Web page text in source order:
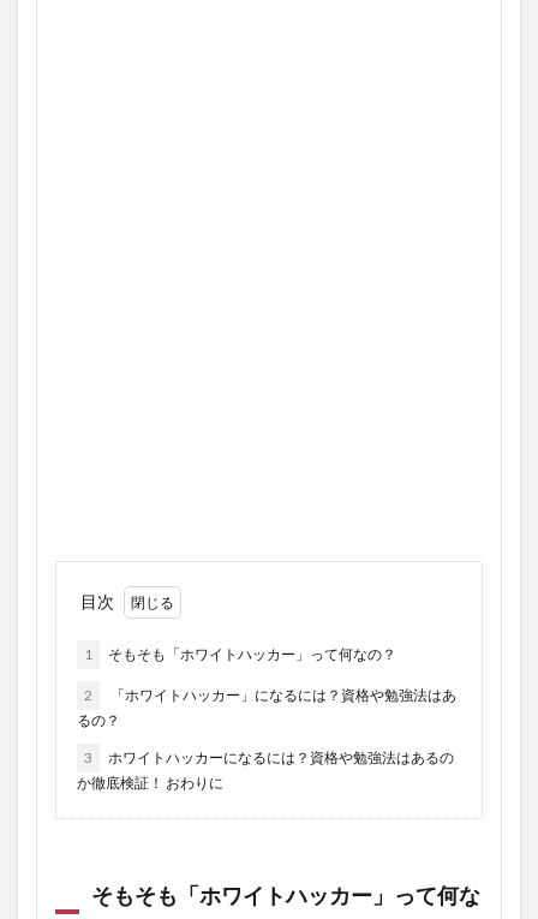
目次
1 そもそも「ホワイトハッカー」って何なの？
2
「ホワイトハッカー」になるには？資格や勉強法はあ
るの？
3
ホワイトハッカーになるには？資格や勉強法はあるの
か徹底検証！ おわりに
そもそも「ホワイトハッカー」って何な